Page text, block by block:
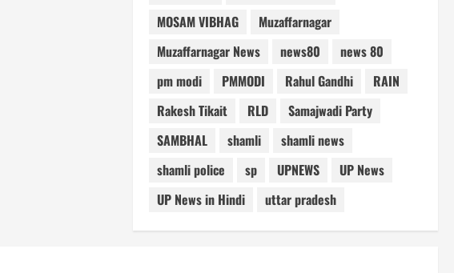
MOSAM VIBHAG
Muzaffarnagar
Muzaffarnagar News
news80
news 80
pm modi
PMMODI Rahul Gandhi
RAIN
Rakesh Tikait
RLD
Samajwadi Party
SAMBHAL
shamli
shamli news
shamli police
sp UPNEWS
UP News
UP News in Hindi
uttar pradesh